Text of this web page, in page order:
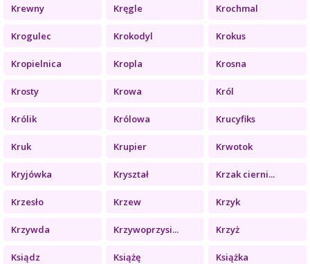
Krewny Kręgle Krochmal
Krogulec Krokodyl Krokus
Kropielnica Kropla Krosna
Krosty Krowa Król
Królik Królowa Krucyfiks
Kruk Krupier Krwotok
Kryjówka Kryształ Krzak cierni...
Krzesło Krzew Krzyk
Krzywda Krzywoprzysi... Krzyż
Ksiądz Książę Książka